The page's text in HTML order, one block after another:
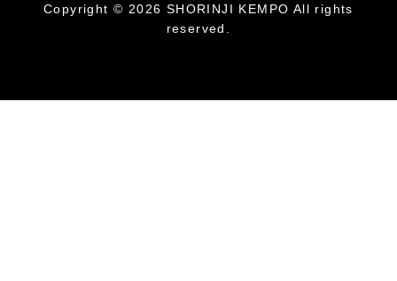
Copyright © 2026 SHORINJI KEMPO All rights
reserved.